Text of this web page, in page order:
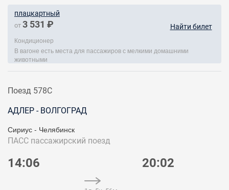
плацкартный
от 3 531 ₽ Найти билет
Кондиционер
В вагоне есть места для пассажиров с мелкими домашними
животными
Поезд 578С
АДЛЕР - ВОЛГОГРАД
Сириус - Челябинск
ПАСС пассажирский поезд
14:06 20:02